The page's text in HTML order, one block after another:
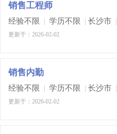
销售工程师
经验不限 | 学历不限 | 长沙市 |
更新于：2026-02-02
销售内勤
经验不限 | 学历不限 | 长沙市 |
更新于：2026-02-02